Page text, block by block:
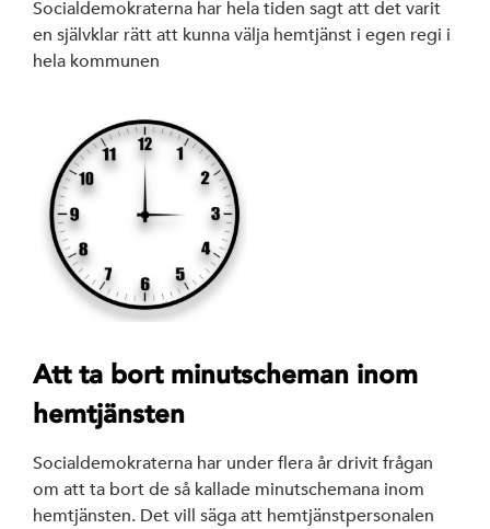
Socialdemokraterna har hela tiden sagt att det varit
en självklar rätt att kunna välja hemtjänst i egen regi i
hela kommunen
Att ta bort minutscheman inom
hemtjänsten
Socialdemokraterna har under flera år drivit frågan
om att ta bort de så kallade minutschemana inom
hemtjänsten. Det vill säga att hemtjänstpersonalen